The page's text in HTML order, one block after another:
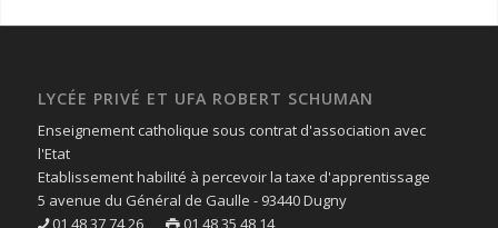
LYCÉE PRIVÉ ET UFA ROBERT SCHUMAN
Enseignement catholique sous contrat d'association avec
l'Etat
Etablissement habilité à percevoir la taxe d'apprentissage
5 avenue du Général de Gaulle - 93440 Dugny
01 48 37 74 26
01 48 35 48 14